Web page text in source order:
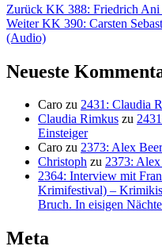
Beitragsnavigation
Zurück Vorheriger
Beitrag:
KK 388: Friedrich Ani
Weiter Nächster
Beitrag:
KK 390: Carsten
(Audio)
Neueste
Caro zu 2431: Claudia
Claudia Rimkus zu
Einsteiger
Caro zu 2373: Alex
Christoph zu 2373:
2364: Interview mit
Krimifestival) –
Bruch. In eisigen
Meta